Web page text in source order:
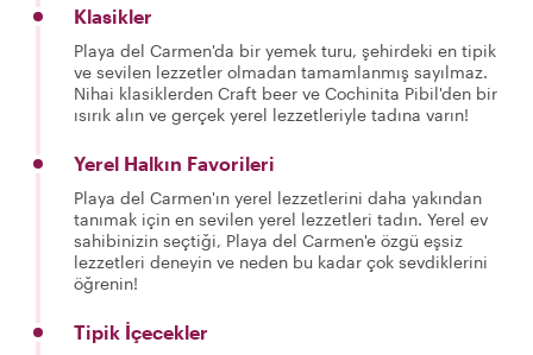
Klasikler
Playa del Carmen'da bir yemek turu, şehirdeki en tipik
ve sevilen lezzetler olmadan tamamlanmış sayılmaz.
Nihai klasiklerden Craft beer ve Cochinita Pibil'den bir
ısırık alın ve gerçek yerel lezzetleriyle tadına varın!
Yerel Halkın Favorileri
Playa del Carmen'ın yerel lezzetlerini daha yakından
tanımak için en sevilen yerel lezzetleri tadın. Yerel ev
sahibinizin seçtiği, Playa del Carmen'e özgü eşsiz
lezzetleri deneyin ve neden bu kadar çok sevdiklerini
öğrenin!
Tipik İçecekler